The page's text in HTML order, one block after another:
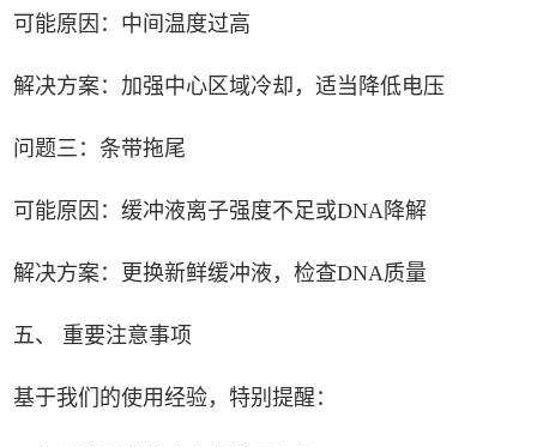
可能原因：中间温度过高
解决方案：加强中心区域冷却，适当降低电压
问题三：条带拖尾
可能原因：缓冲液离子强度不足或DNA降解
解决方案：更换新鲜缓冲液，检查DNA质量
五、 重要注意事项
基于我们的使用经验，特别提醒：